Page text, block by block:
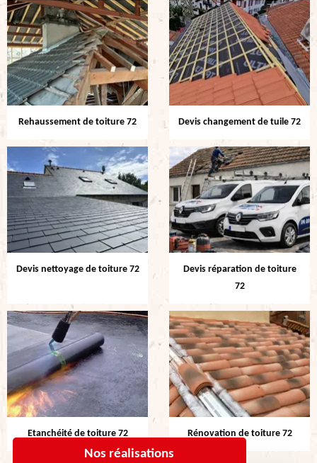
Nos réalisations
Rehaussement de toiture 72 Devis changement de tuile 72
Devis nettoyage de toiture 72
Devis réparation de toiture
72
Etanchéité de toiture 72 Rénovation de toiture 72